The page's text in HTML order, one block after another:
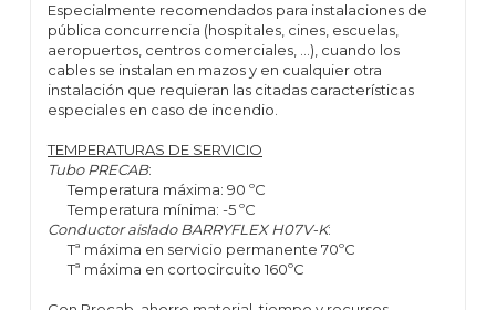
Especialmente recomendados para instalaciones de
pública concurrencia (hospitales, cines, escuelas,
aeropuertos, centros comerciales, ...), cuando los
cables se instalan en mazos y en cualquier otra
instalación que requieran las citadas características
especiales en caso de incendio.
TEMPERATURAS DE SERVICIO
Tubo PRECAB:
Temperatura máxima: 90 ºC
Temperatura mínima: -5 ºC
Conductor aislado BARRYFLEX H07V-K:
Tª máxima en servicio permanente 70ºC
Tª máxima en cortocircuito 160ºC